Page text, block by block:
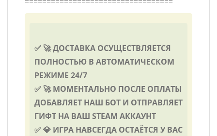
✅ 🚀 ДОСТАВКА ОСУЩЕСТВЛЯЕТСЯ
ПОЛНОСТЬЮ В АВТОМАТИЧЕСКОМ
РЕЖИМЕ 24/7
✅ 🚀 МОМЕНТАЛЬНО ПОСЛЕ ОПЛАТЫ
ДОБАВЛЯЕТ НАШ БОТ И ОТПРАВЛЯЕТ
ГИФТ НА ВАШ STEAM АККАУНТ
✅ 💎 ИГРА НАВСЕГДА ОСТАЁТСЯ У ВАС